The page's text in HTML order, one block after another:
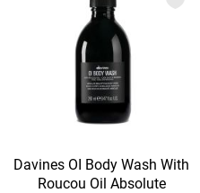
Davines OI Body Wash With
Roucou Oil Absolute